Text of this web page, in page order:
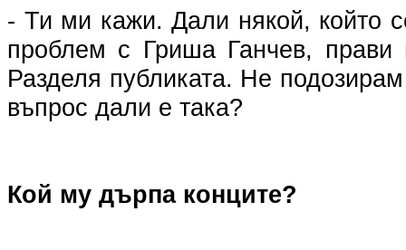
- Ти ми кажи. Дали някой, който
проблем с Гриша Ганчев, прави
Разделя публиката. Не
въпрос дали е така?
Кой му дърпа конците?